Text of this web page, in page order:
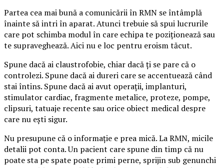
Partea cea mai bună a comunicării în RMN se întâmplă
înainte să intri în aparat. Atunci trebuie să spui lucrurile
care pot schimba modul în care echipa te poziționează sau
te supraveghează. Aici nu e loc pentru eroism tăcut.
Spune dacă ai claustrofobie, chiar dacă ți se pare că o
controlezi. Spune dacă ai dureri care se accentuează când
stai întins. Spune dacă ai avut operații, implanturi,
stimulator cardiac, fragmente metalice, proteze, pompe,
clipsuri, tatuaje recente sau orice obiect medical despre
care nu ești sigur.
Nu presupune că o informație e prea mică. La RMN, micile
detalii pot conta. Un pacient care spune din timp că nu
poate sta pe spate poate primi perne, sprijin sub genunchi